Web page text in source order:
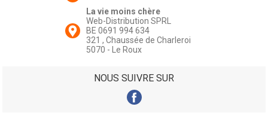
La vie moins chère
Web-Distribution SPRL
BE 0691 994 634
321 , Chaussée de Charleroi
5070 - Le Roux
NOUS SUIVRE SUR